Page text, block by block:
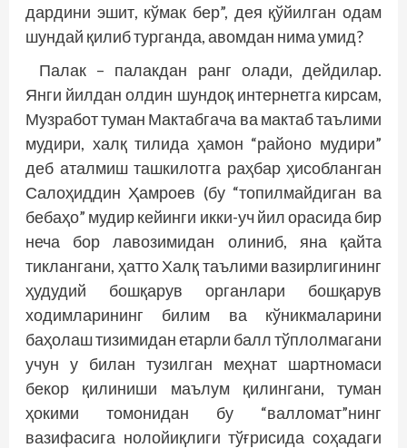
дардини эшит, кўмак бер”, дея қўйилган одам
шундай қилиб турганда, авомдан нима умид?
Палак – палакдан ранг олади, дейдилар.
Янги йилдан олдин шундоқ интернетга кирсам,
Музработ туман Мактабгача ва мактаб таълими
мудири, халқ тилида ҳамон “районо мудири”
деб аталмиш ташкилотга раҳбар ҳисобланган
Салоҳиддин Ҳамроев (бу “топилмайдиган ва
бебаҳо” мудир кейинги икки-уч йил орасида бир
неча бор лавозимидан олиниб, яна қайта
тиклангани, ҳатто Халқ таълими вазирлигининг
ҳудудий бошқарув органлари бошқарув
ходимларининг билим ва кўникмаларини
баҳолаш тизимидан етарли балл тўплолмагани
учун у билан тузилган меҳнат шартномаси
бекор қилиниши маълум қилингани, туман
ҳокими томонидан бу “валломат”нинг
вазифасига нолойиқлиги тўғрисида соҳадаги